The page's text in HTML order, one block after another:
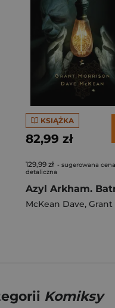
KSIĄŻKA
82,99 zł
129,99 zł - sugerowana cena
detaliczna
McKean Dave, Grant
Komiksy